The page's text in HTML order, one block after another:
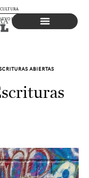
LEÓN
ABIERTAS